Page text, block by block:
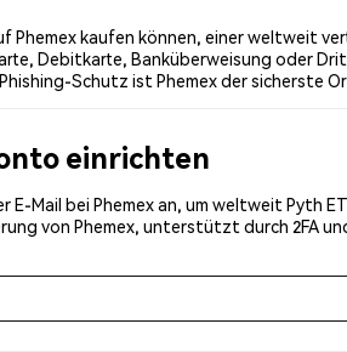
Phemex kaufen können, einer weltweit
Debitkarte, Banküberweisung oder
Schutz ist Phemex der sicherste
einrichten
E-Mail bei Phemex an, um weltweit
von Phemex, unterstützt durch 2FA